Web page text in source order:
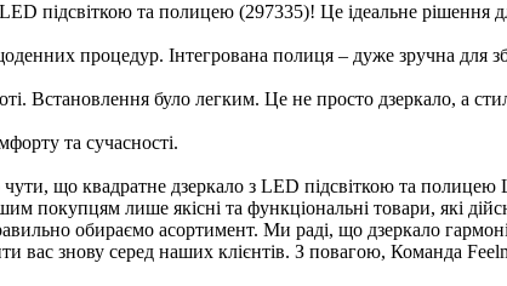
підсвіткою та полицею (297335)! Це ідеальне рішення
процедур. Інтегрована полиця – дуже зручна для
Встановлення було легким. Це не просто дзеркало, а
та сучасності.
що квадратне дзеркало з LED підсвіткою та
покупцям лише якісні та функціональні товари, які
обираємо асортимент. Ми раді, що дзеркало
вас знову серед наших клієнтів. З повагою, Команда